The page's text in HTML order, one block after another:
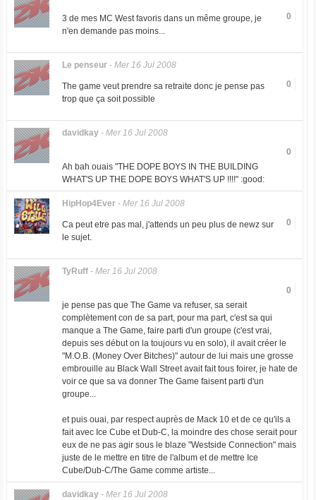
0
3 de mes MC West favoris dans un même groupe, je
n'en demande pas moins...
Le penseur- Mer 16 Jul 2008
0
The game veut prendre sa retraite donc je pense pas
trop que ça soit possible
davidkay- Mer 16 Jul 2008
0
Ah bah ouais "THE DOPE BOYS IN THE BUILDING
WHAT'S UP THE DOPE BOYS WHAT'S UP !!!!" :good:
HipHop4Ever- Mer 16 Jul 2008
0
Ca peut etre pas mal, j'attends un peu plus de newz sur
le sujet.
TyRuff- Mer 16 Jul 2008
0
je pense pas que The Game va refuser, sa serait
complètement con de sa part, pour ma part, c'est sa qui
manque a The Game, faire parti d'un groupe (c'est vrai,
depuis ses début on la toujours vu en solo), il avait créer le
"M.O.B. (Money Over Bitches)" autour de lui mais une grosse
embrouille au Black Wall Street avait fait tous foirer, je hate de
voir ce que sa va donner The Game faisent parti d'un
groupe...
et puis ouai, par respect auprès de Mack 10 et de ce qu'ils a
fait avec Ice Cube et Dub-C, la moindre des chose serait pour
eux de ne pas agir sous le blaze "Westside Connection" mais
juste de le mettre en titre de l'album et de mettre Ice
Cube/Dub-C/The Game comme artiste...
davidkay- Mer 16 Jul 2008